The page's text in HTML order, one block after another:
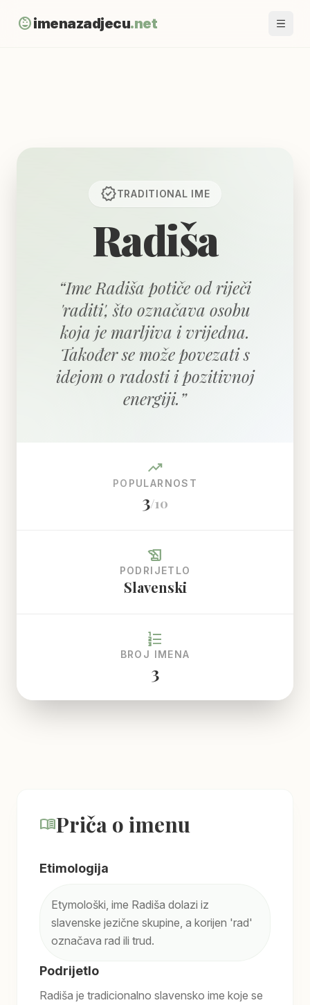
child_careimenazadjecu.net
verifiedTRADITIONAL IME
Radiša
“Ime Radiša potiče od riječi
'raditi', što označava osobu
koja je marljiva i vrijedna.
Također se može povezati s
idejom o radosti i pozitivnoj
energiji.”
trending_up
POPULARNOST
3/10
history_edu
PODRIJETLO
Slavenski
format_list_numbered
BROJ IMENA
3
menu_bookPriča o imenu
Etimologija
Etymološki, ime Radiša dolazi iz
slavenske jezične skupine, a korijen 'rad'
označava rad ili trud.
Podrijetlo
Radiša je tradicionalno slavensko ime koje se